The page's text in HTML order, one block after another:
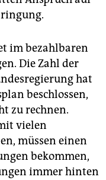
im bezahlbaren
Die Zahl der
hat
beschlossen,
zu rechnen.
vielen
müssen einen
bekommen,
immer hinten